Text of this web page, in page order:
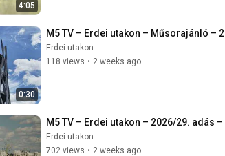
4:05
0:30
M5 TV – Erdei utakon – Műsorajánló –
Erdei utakon
118 views • 2 weeks ago
M5 TV – Erdei utakon – 2026/29. adás
Erdei utakon
702 views • 2 weeks ago